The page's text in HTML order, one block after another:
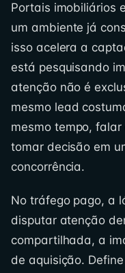
Portais imobiliários
um ambiente já
isso acelera a
está pesquisando
atenção não é
mesmo lead
mesmo tempo,
tomar decisão em
concorrência.
No tráfego pago, a
disputar atenção
compartilhada, a
de aquisição.